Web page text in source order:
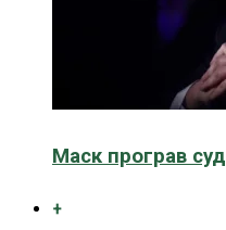
Маск програв
+